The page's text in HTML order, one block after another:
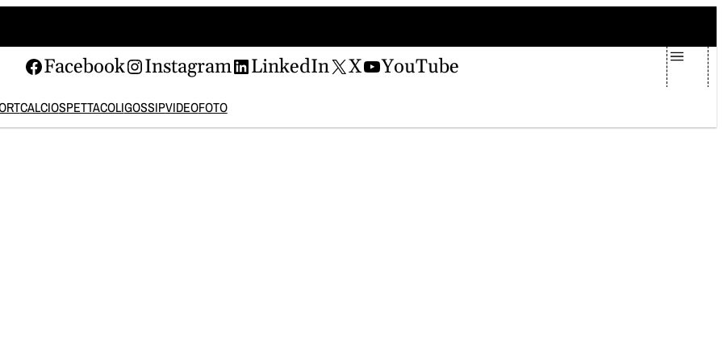
Facebook Instagram LinkedIn X YouTube
CALCIOSPETTACOLIGOSSIPVIDEOFOTO